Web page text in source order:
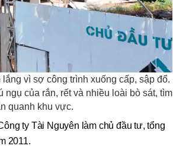
vì sợ công trình xuống cấp, sập đổ.
của rắn, rết và nhiều loài bò sát, tìm
quanh khu vực.
ty Tài Nguyên làm chủ đầu tư, tổng
2011.